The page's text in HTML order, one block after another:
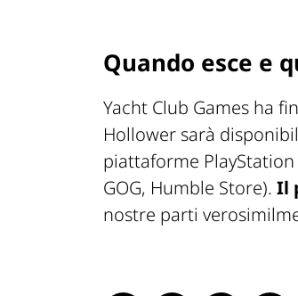
Quando esce e
Yacht Club Games ha
Hollower sarà
piattaforme PlayStation
GOG, Humble Store). Il
nostre parti